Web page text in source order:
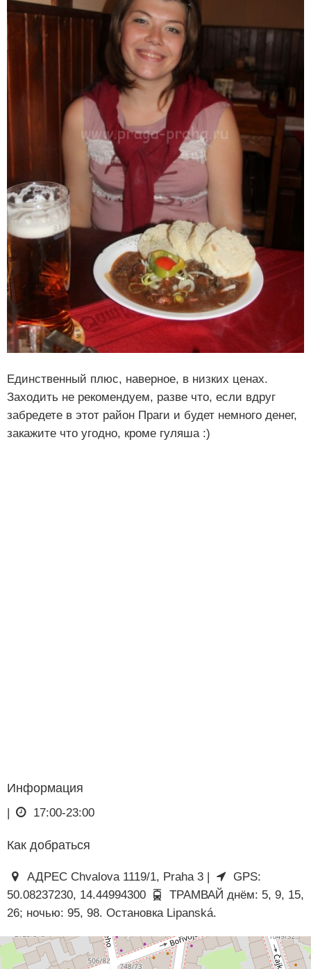
Единственный плюс, наверное, в низких ценах.
Заходить не рекомендуем, разве что, если вдруг
забредете в этот район Праги и будет немного денег,
закажите что угодно, кроме гуляша :)
Информация
17:00-23:00
Как добраться
АДРЕС Chvalova 1119/1, Praha 3 |
GPS:
50.08237230, 14.44994300
ТРАМВАЙ днём: 5, 9, 15,
26; ночью: 95, 98. Остановка Lipanská.